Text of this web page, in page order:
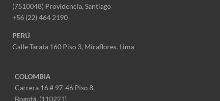
(7510048) Providencia, Santiago
+56 (22) 464 2190
PERÚ
Calle Tarata 160 Piso 3, Miraflores, Lima
COLOMBIA
Carrera 16 # 97-46 Piso 8,
Bogotá. (110221)